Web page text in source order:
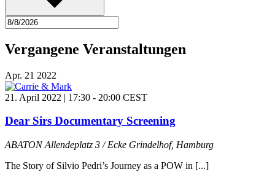
Vergangene Veranstaltungen
Apr. 21 2022
21. April 2022 | 17:30 - 20:00 CEST
Dear Sirs Documentary Screening
ABATONAllendeplatz 3 / Ecke Grindelhof, Hamburg
The Story of Silvio Pedri’s Journey as a POW in [...]